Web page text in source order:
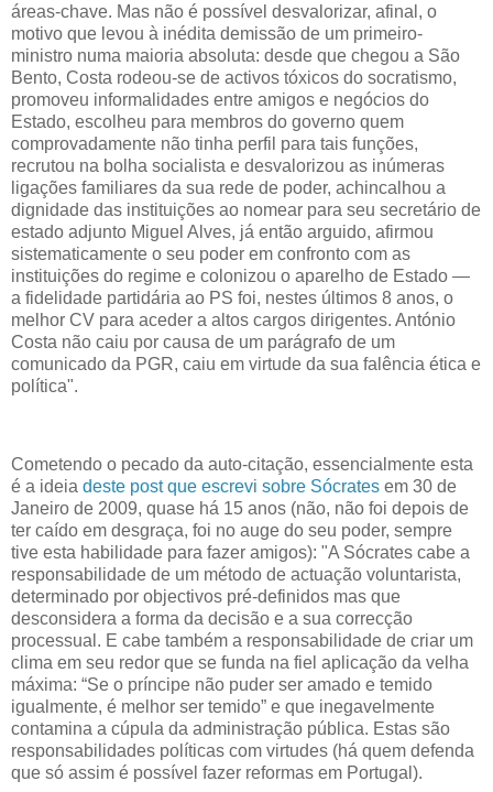
áreas-chave. Mas não é possível desvalorizar, afinal, o
motivo que levou à inédita demissão de um primeiro-
ministro numa maioria absoluta: desde que chegou a São
Bento, Costa rodeou-se de activos tóxicos do socratismo,
promoveu informalidades entre amigos e negócios do
Estado, escolheu para membros do governo quem
comprovadamente não tinha perfil para tais funções,
recrutou na bolha socialista e desvalorizou as inúmeras
ligações familiares da sua rede de poder, achincalhou a
dignidade das instituições ao nomear para seu secretário de
estado adjunto Miguel Alves, já então arguido, afirmou
sistematicamente o seu poder em confronto com as
instituições do regime e colonizou o aparelho de Estado —
a fidelidade partidária ao PS foi, nestes últimos 8 anos, o
melhor CV para aceder a altos cargos dirigentes. António
Costa não caiu por causa de um parágrafo de um
comunicado da PGR, caiu em virtude da sua falência ética e
política".
Cometendo o pecado da auto-citação, essencialmente esta
é a ideia deste post que escrevi sobre Sócrates em 30 de
Janeiro de 2009, quase há 15 anos (não, não foi depois de
ter caído em desgraça, foi no auge do seu poder, sempre
tive esta habilidade para fazer amigos): "A Sócrates cabe a
responsabilidade de um método de actuação voluntarista,
determinado por objectivos pré-definidos mas que
desconsidera a forma da decisão e a sua correcção
processual. E cabe também a responsabilidade de criar um
clima em seu redor que se funda na fiel aplicação da velha
máxima: “Se o príncipe não puder ser amado e temido
igualmente, é melhor ser temido” e que inegavelmente
contamina a cúpula da administração pública. Estas são
responsabilidades políticas com virtudes (há quem defenda
que só assim é possível fazer reformas em Portugal).